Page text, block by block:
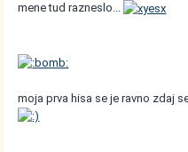
mene tud razneslo...
moja prva hisa se je ravno zdaj